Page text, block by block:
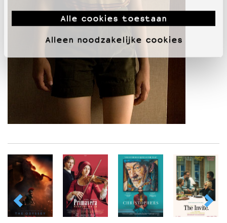
Alle cookies toestaan
Alleen noodzakelijke cookies